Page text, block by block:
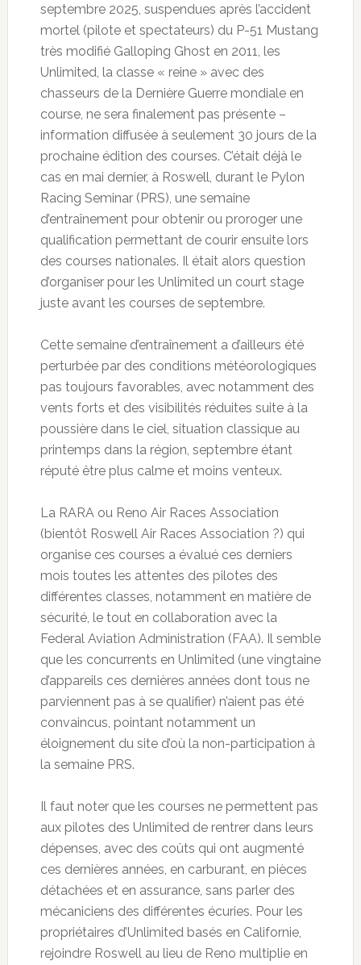
septembre 2025, suspendues après l’accident
mortel (pilote et spectateurs) du P-51 Mustang
très modifié Galloping Ghost en 2011, les
Unlimited, la classe « reine » avec des
chasseurs de la Dernière Guerre mondiale en
course, ne sera finalement pas présente –
information diffusée à seulement 30 jours de la
prochaine édition des courses. C’était déjà le
cas en mai dernier, à Roswell, durant le Pylon
Racing Seminar (PRS), une semaine
d’entraînement pour obtenir ou proroger une
qualification permettant de courir ensuite lors
des courses nationales. Il était alors question
d’organiser pour les Unlimited un court stage
juste avant les courses de septembre.
Cette semaine d’entraînement a d’ailleurs été
perturbée par des conditions météorologiques
pas toujours favorables, avec notamment des
vents forts et des visibilités réduites suite à la
poussière dans le ciel, situation classique au
printemps dans la région, septembre étant
réputé être plus calme et moins venteux.
La RARA ou Reno Air Races Association
(bientôt Roswell Air Races Association ?) qui
organise ces courses a évalué ces derniers
mois toutes les attentes des pilotes des
différentes classes, notamment en matière de
sécurité, le tout en collaboration avec la
Federal Aviation Administration (FAA). Il semble
que les concurrents en Unlimited (une vingtaine
d’appareils ces dernières années dont tous ne
parviennent pas à se qualifier) n’aient pas été
convaincus, pointant notamment un
éloignement du site d’où la non-participation à
la semaine PRS.
Il faut noter que les courses ne permettent pas
aux pilotes des Unlimited de rentrer dans leurs
dépenses, avec des coûts qui ont augmenté
ces dernières années, en carburant, en pièces
détachées et en assurance, sans parler des
mécaniciens des différentes écuries. Pour les
propriétaires d’Unlimited basés en Californie,
rejoindre Roswell au lieu de Reno multiplie en